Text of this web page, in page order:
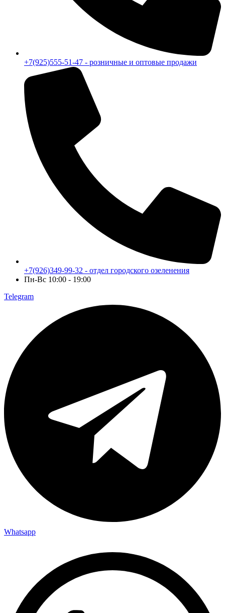
+7(925)555-51-47 - розничные и оптовые продажи
+7(926)349-99-32 - отдел городского озеленения
Пн-Вс 10:00 - 19:00
Telegram
Whatsapp